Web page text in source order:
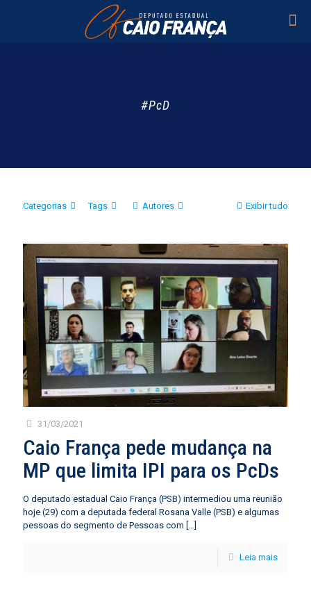
#PcD
Categorias Tags Autores Exibir tudo
31/03/2021
Caio França pede mudança na
MP que limita IPI para os PcDs
O deputado estadual Caio França (PSB) intermediou uma reunião
hoje (29) com a deputada federal Rosana Valle (PSB) e algumas
pessoas do segmento de Pessoas com […]
Leia mais